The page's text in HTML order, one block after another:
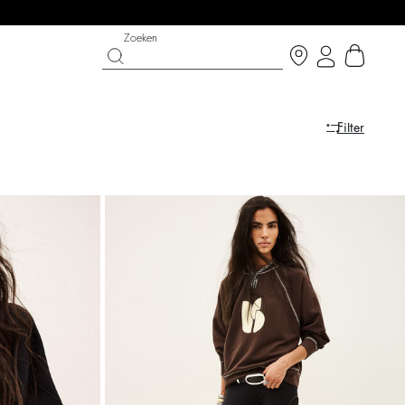
nu
PARTYWEAR COLLECTIE
Ontdek
Zoeken
Filter